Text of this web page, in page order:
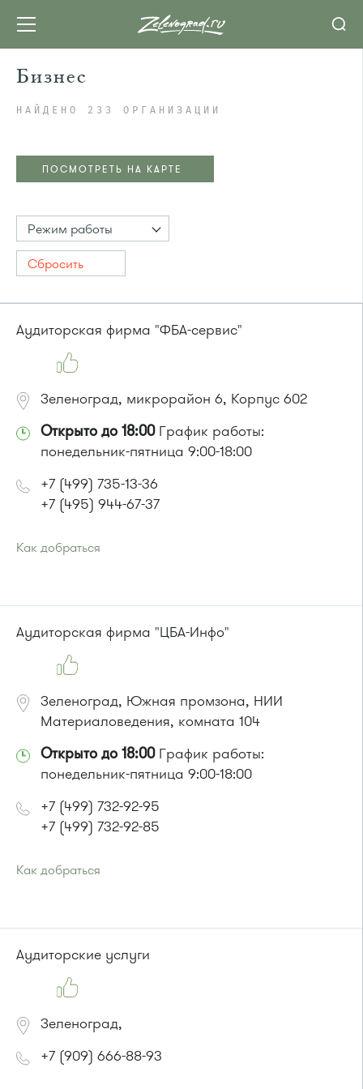
Бизнес
НАЙДЕНО 233 ОРГАНИЗАЦИИ
ПОСМОТРЕТЬ НА КАРТЕ
Режим работы
Сбросить
Аудиторская фирма "ФБА-сервис"
Зеленоград, микрорайон 6, Корпус 602
Открыто до 18:00График работы:
понедельник-пятница 9:00-18:00
+7 (499) 735-13-36
+7 (495) 944-67-37
Как добраться
Маршрутка № 419м, 720м, 903
или до остановки"Центр "Ювелир"":
Автобусы № 1, 2, 6, 7, 10, 19.
Маршрутка № 419м, 720м, 903
Аудиторская фирма "ЦБА-Инфо"
Зеленоград, Южная промзона, НИИ
Материаловедения, комната 104
Открыто до 18:00График работы:
понедельник-пятница 9:00-18:00
+7 (499) 732-92-95
+7 (499) 732-92-85
Как добраться
Маршрутка № 408м, 419м
или до остановки"МИЭТ"
Автобусы № 2, 3, 8, 11, 19, 29, 32.
Маршрутка № 408м, 419м
Аудиторские услуги
Зеленоград,
+7 (909) 666-88-93